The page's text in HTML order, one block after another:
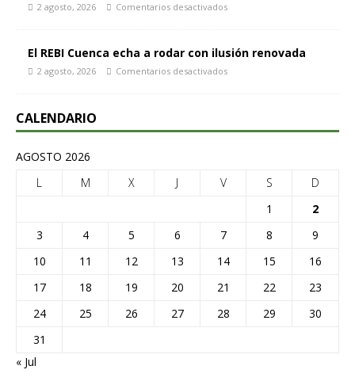
2 agosto, 2026 Comentarios desactivados
El REBI Cuenca echa a rodar con ilusión renovada
2 agosto, 2026 Comentarios desactivados
CALENDARIO
AGOSTO 2026
L
M X J V S
D
1
2
3
4 5 6 7 8
9
10
11 12 13 14 15
16
17
18 19 20 21 22
23
24
25 26 27 28 29
30
31
« Jul